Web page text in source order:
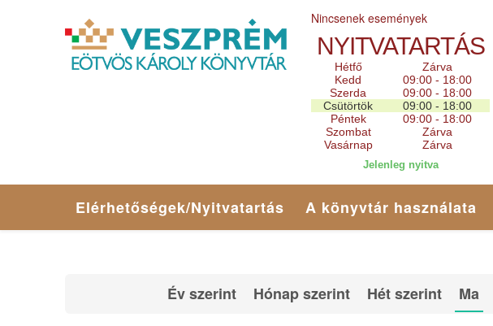
Nincsenek események
NYITVATARTÁS
Hétfő
Zárva
Kedd
09:00 - 18:00
Szerda
09:00 - 18:00
Csütörtök
09:00 - 18:00
Péntek
09:00 - 18:00
Szombat
Zárva
Vasárnap
Zárva
Jelenleg nyitva
Elérhetőségek/Nyitvatartás A könyvtár használata
Év szerint Hónap szerint Hét szerint Ma